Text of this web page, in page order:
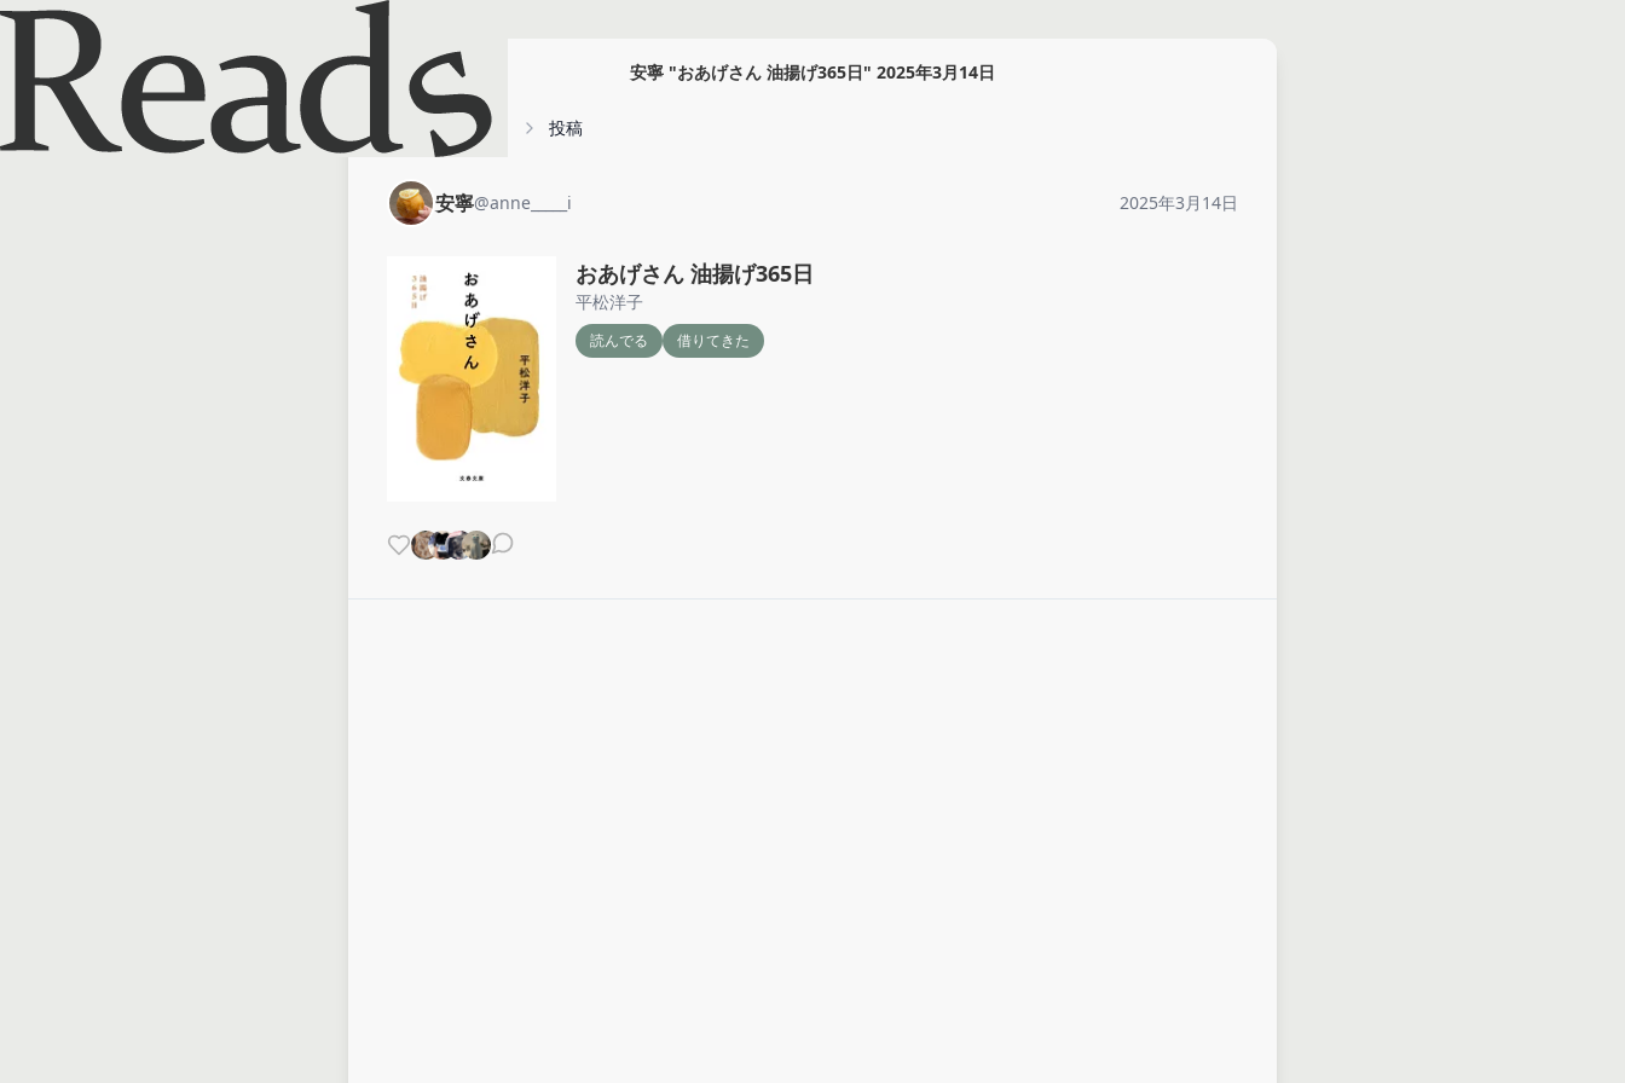
安寧 "おあげさん 油揚げ365日" 2025年3月14日
安寧 投稿
安寧@anne_____i 2025年3月14日
おあげさん 油揚げ365日
平松洋子
読んでる 借りてきた